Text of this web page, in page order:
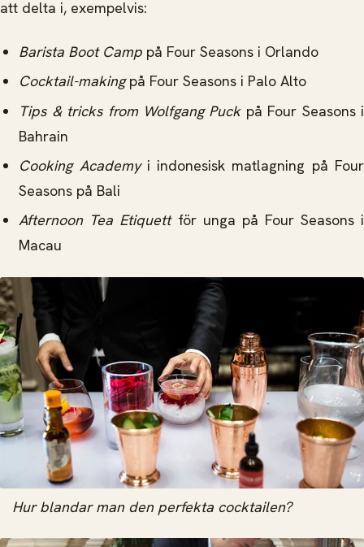
att delta i, exempelvis:
Barista Boot Camp på Four Seasons i Orlando
Cocktail-makingpå Four Seasons i Palo Alto
Tips & tricks from Wolfgang Puckpå Four Seasons i
Bahrain
Cooking Academy i indonesisk matlagning på Four
Seasons på Bali
Afternoon Tea Etiquettför unga på Four Seasons i
Macau
Hur blandar man den perfekta cocktailen?